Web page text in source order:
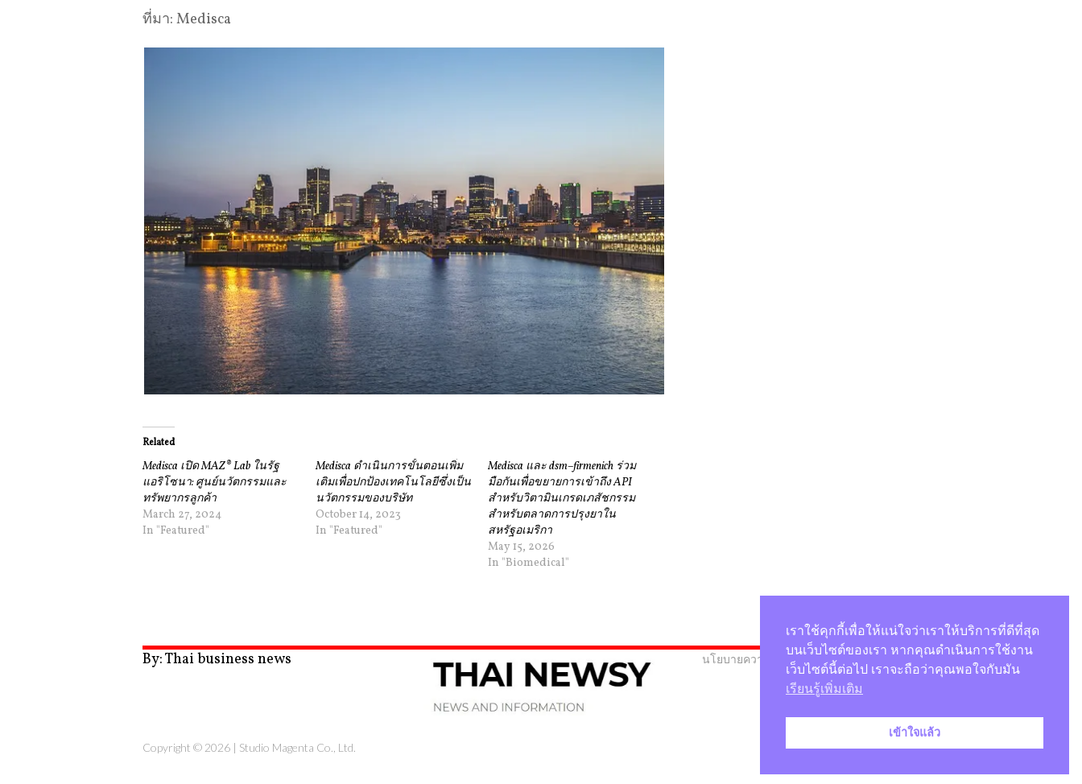
ที่มา: Medisca
Related
Medisca เปิด MAZ® Lab ในรัฐ
แอริโซนา: ศูนย์นวัตกรรมและ
ทรัพยากรลูกค้า
March 27, 2024
In "Featured"
Medisca ดำเนินการขั้นตอนเพิ่ม
เติมเพื่อปกป้องเทคโนโลยีซึ่งเป็น
นวัตกรรมของบริษัท
October 14, 2023
In "Featured"
Medisca และ dsm–firmenich ร่วม
มือกันเพื่อขยายการเข้าถึง API
สำหรับวิตามินเกรดเภสัชกรรม
สำหรับตลาดการปรุงยาใน
สหรัฐอเมริกา
May 15, 2026
In "Biomedical"
By: Thai business news นโยบายความเป็นส่วนตัว
Copyright © 2026 | Studio Magenta Co., Ltd.
เราใช้คุกกี้เพื่อให้แน่ใจว่าเราให้บริการที่ดีที่สุด
บนเว็บไซต์ของเรา หากคุณดำเนินการใช้งาน
เว็บไซต์นี้ต่อไป เราจะถือว่าคุณพอใจกับมัน
เรียนรู้เพิ่มเติม
เข้าใจแล้ว